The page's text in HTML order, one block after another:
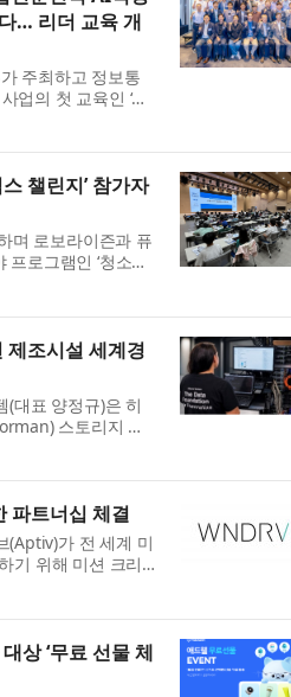
… 리더 교육 개
주최하고 정보통
업의 첫 교육인 ‘리
티호텔에서 개최했
챌린지’ 참가자
며 로보라이즌과 퓨
로그램인 ‘청소년
예선을 개최하고 참
제조시설 세계경
(대표 양정규)은 히
스토리지 제
정됐다고 밝혔다.
파트너십 체결
(Aptiv)가 전 세계 미
기 위해 미션 크리
업을 체결했다.
상 ‘무료 선물 체